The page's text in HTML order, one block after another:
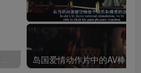
美国名器飞机杯Fleshlight 【Quickshot-Vantage 双头飞机杯】完全评测